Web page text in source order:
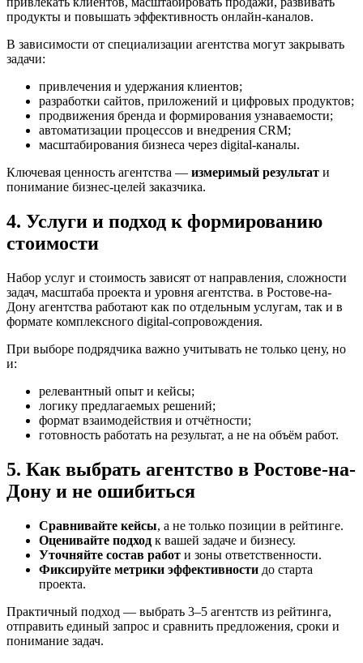
продукты и повышать эффективность онлайн-каналов.
В зависимости от специализации агентства могут закрывать
задачи:
привлечения и удержания клиентов;
разработки сайтов, приложений и цифровых продуктов;
продвижения бренда и формирования узнаваемости;
автоматизации процессов и внедрения CRM;
масштабирования бизнеса через digital-каналы.
Ключевая ценность агентства — измеримый результат и
понимание бизнес-целей заказчика.
4. Услуги и подход к формированию
стоимости
Набор услуг и стоимость зависят от направления, сложности
задач, масштаба проекта и уровня агентства. в Ростове-на-
Дону агентства работают как по отдельным услугам, так и в
формате комплексного digital-сопровождения.
При выборе подрядчика важно учитывать не только цену, но
и:
релевантный опыт и кейсы;
логику предлагаемых решений;
формат взаимодействия и отчётности;
готовность работать на результат, а не на объём работ.
5. Как выбрать агентство в Ростове-на-
Дону и не ошибиться
Сравнивайте кейсы, а не только позиции в рейтинге.
Оценивайте подход к вашей задаче и бизнесу.
Уточняйте состав работ и зоны ответственности.
Фиксируйте метрики эффективности до старта
проекта.
Практичный подход — выбрать 3–5 агентств из рейтинга,
отправить единый запрос и сравнить предложения, сроки и
понимание задач.